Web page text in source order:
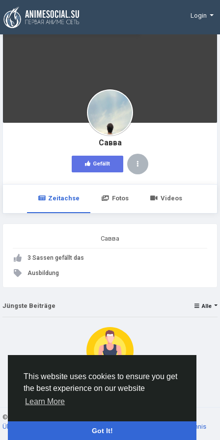
This website uses cookies to ensure you get
the best experience on our website
Learn More
Got It!
Finanzierung
Login
Савва
Gefällt
Zeitachse Fotos Videos
Савва
3 Sassen gefällt das
Ausbildung
Jüngste Beiträge Alle
Keine Daten zum Anzeigen
© 2026 AnimeSocial.SU - Первая аниме сеть!
Über
Datenschutz Kontaktieren Sie uns Verzeichnis